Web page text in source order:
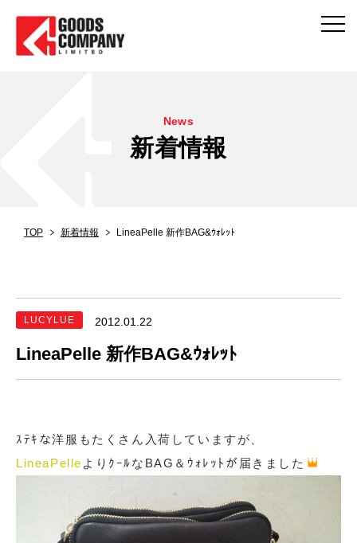
News
新着情報
TOP 新着情報 LineaPelle 新作BAG&ｳｫﾚｯﾄ
LUCYLUE 2012.01.22
LineaPelle 新作BAG&ｳｫﾚｯﾄ
ｽﾃｷな洋服もたくさん入荷していますが、
LineaPelle よりｸｰﾙなBAG＆ｳｫﾚｯﾄが届きました